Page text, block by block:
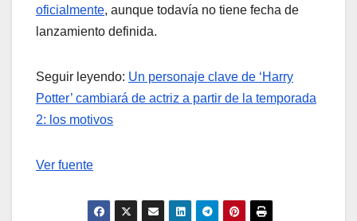
oficialmente, aunque todavía no tiene fecha de
lanzamiento definida.
Seguir leyendo: Un personaje clave de ‘Harry
Potter’ cambiará de actriz a partir de la temporada
2: los motivos
Ver fuente